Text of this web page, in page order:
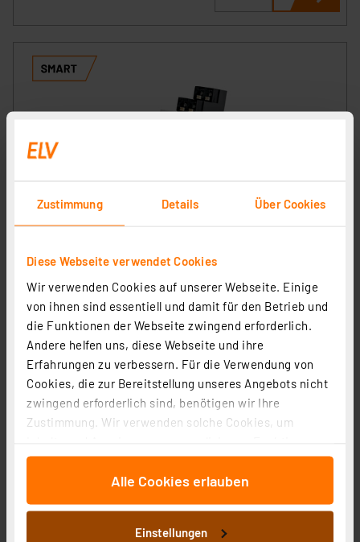
Zustimmung Details Über Cookies
Diese Webseite verwendet Cookies
Wir verwenden Cookies auf unserer Webseite. Einige
von ihnen sind essentiell und damit für den Betrieb und
die Funktionen der Webseite zwingend erforderlich.
Andere helfen uns, diese Webseite und ihre
Erfahrungen zu verbessern. Für die Verwendung von
Cookies, die zur Bereitstellung unseres Angebots nicht
zwingend erforderlich sind, benötigen wir Ihre
Zustimmung. Wir verwenden solche Cookies, um
für soziale Medien anbieten zu können und die Zugriffe
auf unsere Website zu analysieren. Außerdem geben
wir Informationen zu Ihrer Verwendung unserer Website
an unsere Partner für soziale Medien, Werbung und
Analysen weiter. Unsere Partner führen diese
Alle Cookies erlauben
Einstellungen
Homematic IP Smart Home Schaltaktor für
Artikel-Nr. 154684
2 3 4 5 (13)
87.08 CHF
Informationen zu Versandkosten